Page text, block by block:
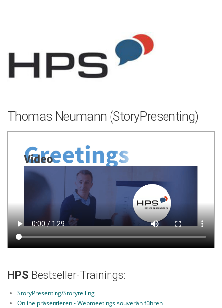
Thomas Neumann (StoryPresenting)
HPS Bestseller-Trainings:
StoryPresenting/Storytelling
Online präsentieren - Webmeetings souverän führen